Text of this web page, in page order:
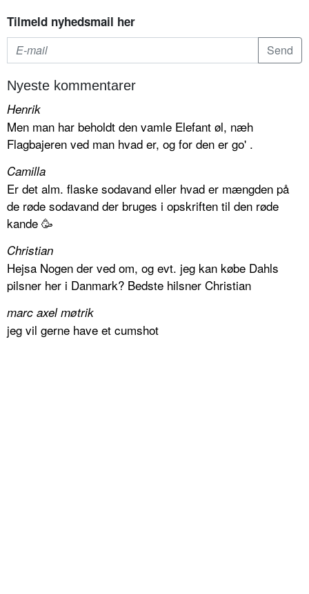
Tilmeld nyhedsmail her
Nyeste kommentarer
Henrik
Men man har beholdt den vamle Elefant øl, næh
Flagbajeren ved man hvad er, og for den er go' .
Camilla
Er det alm. flaske sodavand eller hvad er mængden på
de røde sodavand der bruges i opskriften til den røde
kande 🥳
Christian
Hejsa Nogen der ved om, og evt. jeg kan købe Dahls
pilsner her i Danmark? Bedste hilsner Christian
marc axel møtrik
jeg vil gerne have et cumshot